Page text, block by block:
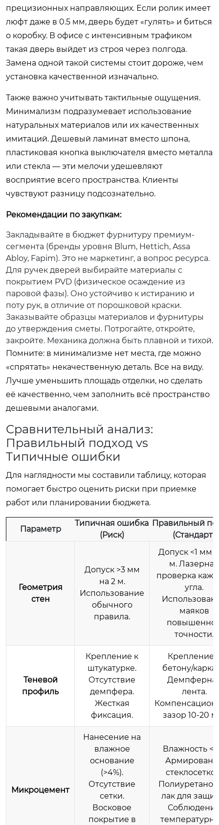
прецизионных направляющих. Если ролик имеет
люфт даже в 0.5 мм, дверь будет «гулять» и биться
о коробку. В офисе с интенсивным трафиком
такая дверь выйдет из строя через полгода.
Замена одной такой системы стоит дороже, чем
установка качественной изначально.
Также важно учитывать тактильные ощущения.
Минимализм подразумевает использование
натуральных материалов или их качественных
имитаций. Дешевый ламинат вместо шпона,
пластиковая кнопка выключателя вместо металла
или стекла — эти мелочи удешевляют
восприятие всего пространства. Клиенты
чувствуют разницу подсознательно.
Рекомендации по закупкам:
Закладывайте в бюджет фурнитуру премиум-
сегмента (бренды уровня Blum, Hettich, Assa
Abloy, Fapim). Это не маркетинг, а вопрос ресурса.
Для ручек дверей выбирайте материалы с
покрытием PVD (физическое осаждение из
паровой фазы). Оно устойчиво к истиранию и
поту рук, в отличие от порошковой краски.
Заказывайте образцы материалов и фурнитуры
до утверждения сметы. Потрогайте, откройте,
закройте. Механика должна быть плавной и тихой.
Помните: в минимализме нет места, где можно
«спрятать» некачественную деталь. Все на виду.
Лучше уменьшить площадь отделки, но сделать
её качественно, чем заполнить всё пространство
дешевыми аналогами.
Сравнительный анализ:
Правильный подход vs
Типичные ошибки
Для наглядности мы составили таблицу, которая
помогает быстро оценить риски при приемке
работ или планировании бюджета.
Параметр
Типичная ошибка
(Риск)
Правильный
(Стандарт)
Геометрия
стен
Допуск >3 мм
на 2 м.
Использование
обычного
правила.
Допуск <1 мм
м. Лазерная
проверка
угла.
маяков
точности.
Теневой
профиль
Крепление к
штукатурке.
Отсутствие
демпфера.
Жесткая
фиксация.
Крепление
бетону/
лента.
зазор 10-20
Микроцемент
Нанесение на
влажное
основание
(>4%).
Отсутствие
сетки.
Восковое
покрытие в
Влажность
лак для